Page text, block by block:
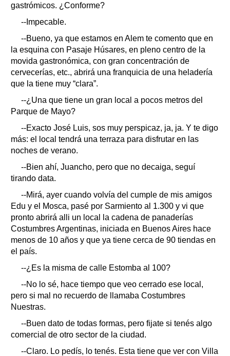
gastrómicos. ¿Conforme?
--Impecable.
--Bueno, ya que estamos en Alem te comento que en
la esquina con Pasaje Húsares, en pleno centro de la
movida gastronómica, con gran concentración de
cervecerías, etc., abrirá una franquicia de una heladería
que la tiene muy “clara”.
--¿Una que tiene un gran local a pocos metros del
Parque de Mayo?
--Exacto José Luis, sos muy perspicaz, ja, ja. Y te digo
más: el local tendrá una terraza para disfrutar en las
noches de verano.
--Bien ahí, Juancho, pero que no decaiga, seguí
tirando data.
--Mirá, ayer cuando volvía del cumple de mis amigos
Edu y el Mosca, pasé por Sarmiento al 1.300 y vi que
pronto abrirá alli un local la cadena de panaderías
Costumbres Argentinas, iniciada en Buenos Aires hace
menos de 10 años y que ya tiene cerca de 90 tiendas en
el país.
--¿Es la misma de calle Estomba al 100?
--No lo sé, hace tiempo que veo cerrado ese local,
pero si mal no recuerdo de llamaba Costumbres
Nuestras.
--Buen dato de todas formas, pero fijate si tenés algo
comercial de otro sector de la ciudad.
--Claro. Lo pedís, lo tenés. Esta tiene que ver con Villa